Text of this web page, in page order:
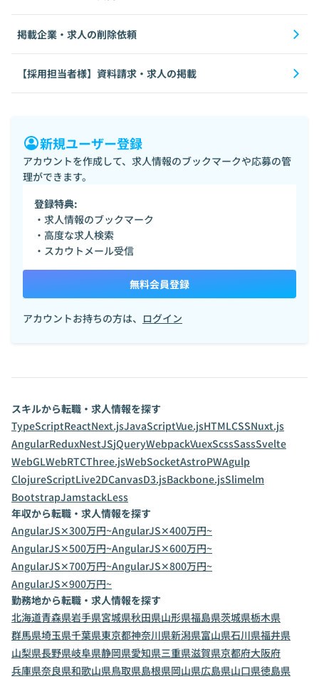
掲載企業・求人の削除依頼
【採用担当者様】資料請求・求人の掲載
新規ユーザー登録
アカウントを作成して、求人情報のブックマークや応募の管
理ができます。
登録特典:
・求人情報のブックマーク
・高度な求人検索
・スカウトメール受信
無料会員登録
アカウントお持ちの方は、 ログイン
スキルから転職・求人情報を探す
TypeScriptReactNext.jsJavaScriptVue.jsHTMLCSSNuxt.js
AngularReduxNestJSjQueryWebpackVuexScssSassSvelte
WebGLWebRTCThree.jsWebSocketAstroPWAgulp
ClojureScriptLive2DCanvasD3.jsBackbone.jsSlimelm
BootstrapJamstackLess
年収から転職・求人情報を探す
AngularJS✕300万円~AngularJS✕400万円~
AngularJS✕500万円~AngularJS✕600万円~
AngularJS✕700万円~AngularJS✕800万円~
AngularJS✕900万円~
勤務地から転職・求人情報を探す
北海道青森県岩手県宮城県秋田県山形県福島県茨城県栃木県
群馬県埼玉県千葉県東京都神奈川県新潟県富山県石川県福井県
山梨県長野県岐阜県静岡県愛知県三重県滋賀県京都府大阪府
兵庫県奈良県和歌山県鳥取県島根県岡山県広島県山口県徳島県